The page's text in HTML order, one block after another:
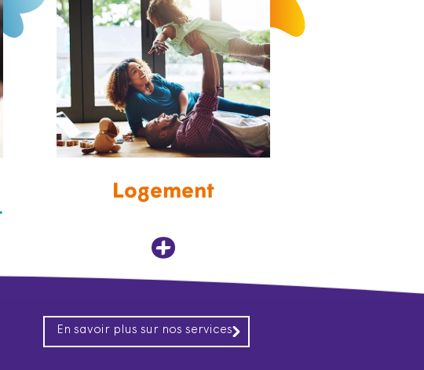
Logement
En savoir plus sur nos services